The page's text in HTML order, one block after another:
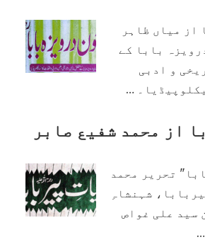
از میاں ظاہر
بابا کے
و ادبی
…
از محمد شفیع صابر
تحریر محمد
شہنشاہِ
سید علی غواص